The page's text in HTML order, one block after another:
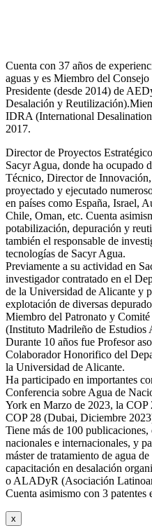
Cuenta con 37 años de
aguas y es Miembro del
Presidente (desde 2014) de
Desalación y
IDRA (International
2017.
Director de Proyectos
Sacyr Agua, donde ha ocupado
Técnico, Director de
proyectado y ejecutado
en países como España, Israel,
Chile, Oman, etc. Cuenta
potabilización, depuración y
también el responsable de
tecnologías de Sacyr Agua.
Previamente a su actividad en
investigador contratado en el
de la Universidad de Alicante y
explotación de diversas
Miembro del Patronato y
(Instituto Madrileño de Estudios
Durante 10 años fue Profesor
Colaborador Honorifico del
la Universidad de Alicante.
Ha participado en importantes
Conferencia sobre Agua de
York en Marzo de 2023, la
COP 28 (Dubai, Diciembre
Tiene más de 100
nacionales e internacionales, y
máster de tratamiento de agua
capacitación en desalación
o ALADyR (Asociación
Cuenta asimismo con 3 patentes
x